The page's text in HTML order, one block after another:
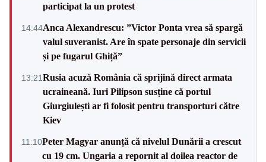
participat la un protest
14:44Anca Alexandrescu: ”Victor Ponta vrea să spargă
valul suveranist. Are în spate personaje din servicii
și pe fugarul Ghiță”
13:21Rusia acuză România că sprijină direct armata
ucraineană. Iuri Pilipson susține că portul
Giurgiulești ar fi folosit pentru transporturi către
Kiev
11:10Peter Magyar anunță că nivelul Dunării a crescut
cu 19 cm. Ungaria a repornit al doilea reactor de